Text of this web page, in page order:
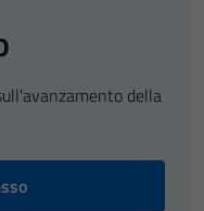
della